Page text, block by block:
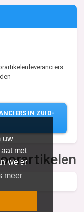
uw
met
we er
meer
IN ZUID-